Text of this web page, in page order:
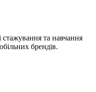
стажування та навчання
брендів.